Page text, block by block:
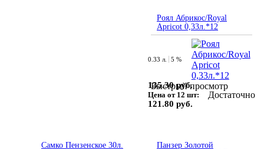
Роял Абрикос/Royal
Apricot 0,33л.*12
Быстрый просмотр
0.33 л. 5 %
135.30 руб.
Цена от 12 шт:
121.80 руб.
Достаточно
Самко Пензенское 30л.
Панзер Золотой